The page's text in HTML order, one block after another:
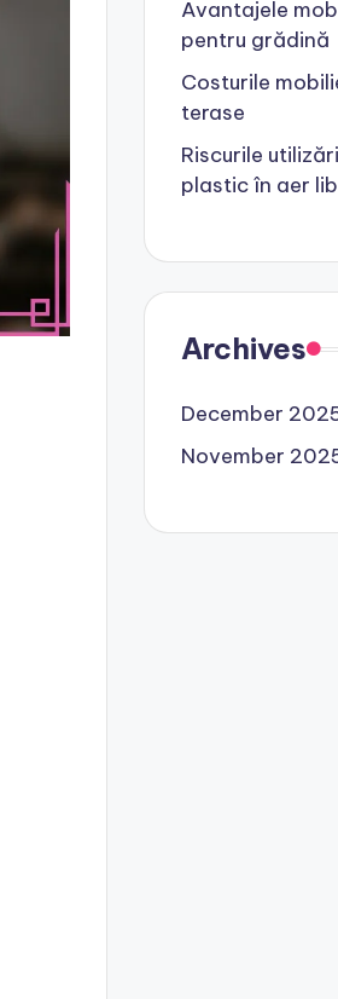
Avantajele
pentru grădină
Costurile
terase
Riscurile
plastic în aer
Archives
December
November